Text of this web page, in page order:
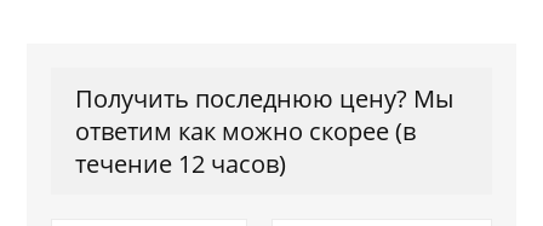
Получить последнюю цену? Мы
ответим как можно скорее (в
течение 12 часов)